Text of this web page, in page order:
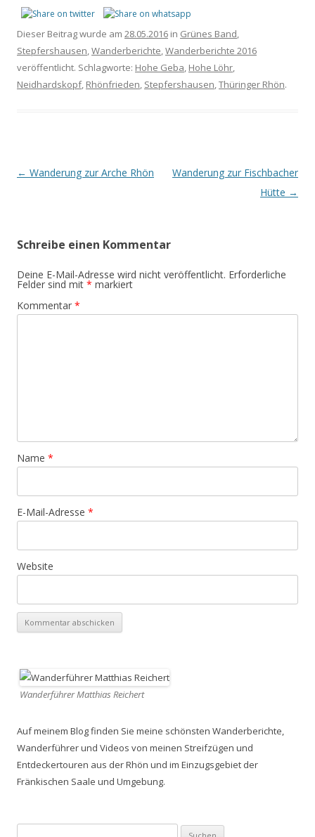
Dieser Beitrag wurde am 28.05.2016 in Grünes Band,
Stepfershausen,Wanderberichte,Wanderberichte 2016
veröffentlicht. Schlagworte: Hohe Geba, Hohe Löhr,
Neidhardskopf, Rhönfrieden, Stepfershausen,Thüringer Rhön.
Beitrags-
← Wanderung zur Arche Rhön
Wanderung zur Fischbacher
Hütte →
Schreibe einen Kommentar
Deine E-Mail-Adresse wird nicht veröffentlicht. Erforderliche
Felder sind mit * markiert
Kommentar *
Name *
E-Mail-Adresse *
Website
Wanderführer Matthias Reichert
Auf meinem Blog finden Sie meine schönsten Wanderberichte,
Wanderführer und Videos von meinen Streifzügen und
Entdeckertouren aus der Rhön und im Einzugsgebiet der
Fränkischen Saale und Umgebung.